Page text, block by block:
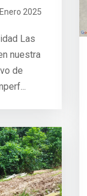
2025
Las
nuestra
de